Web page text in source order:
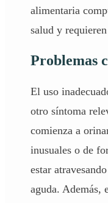
alimentaria
salud y
Problemas
El uso
otro síntoma
comienza a
inusuales o de
estar
aguda. Además,